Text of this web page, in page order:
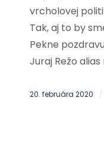
vrcholovej
Tak, aj to by
Pekne
Juraj Režo
20. februára 2020 /